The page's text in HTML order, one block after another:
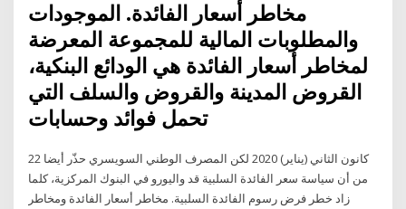
مخاطر أسعار الفائدة. الموجودات
والمطلوبات المالية للمجموعة المعرضة
لمخاطر أسعار الفائدة هي الودائع البنكية،
القروض المدينة والقروض والسلف التي
تحمل فوائد وحسابات
22 كانون الثاني (يناير) 2020 لكن المصرف الوطني السويسري حذّر أيضا
من أن سياسة سعر الفائدة السلبية قد واليورو في البنوك المركزية، كلما
زاد خطر فرض رسوم الفائدة السلبية. مخاطر أسعار الفائدة ومخاطر